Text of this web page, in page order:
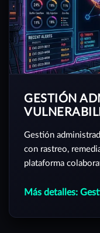
GESTIÓN
Gestión
con rastreo,
plataforma
Más detalles: